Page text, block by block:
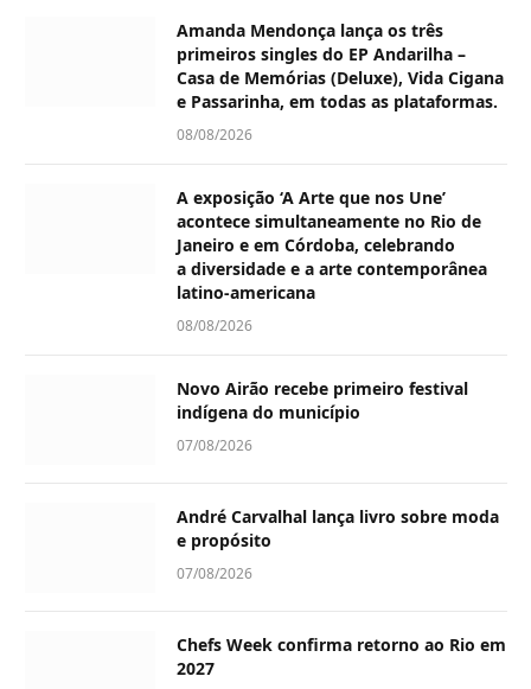
Amanda Mendonça lança os três
primeiros singles do EP Andarilha –
Casa de Memórias (Deluxe), Vida Cigana
e Passarinha, em todas as plataformas.
08/08/2026
A exposição ‘A Arte que nos Une’
acontece simultaneamente no Rio de
Janeiro e em Córdoba, celebrando
a diversidade e a arte contemporânea
latino-americana
08/08/2026
Novo Airão recebe primeiro festival
indígena do município
07/08/2026
André Carvalhal lança livro sobre moda
e propósito
07/08/2026
Chefs Week confirma retorno ao Rio em
2027